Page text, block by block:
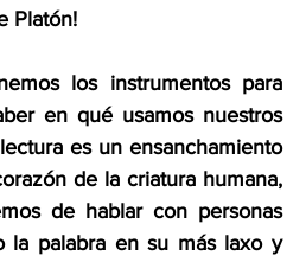
Platón!
los instrumentos para
en qué usamos nuestros
es un ensanchamiento
de la criatura humana,
de hablar con personas
la palabra en su más laxo y